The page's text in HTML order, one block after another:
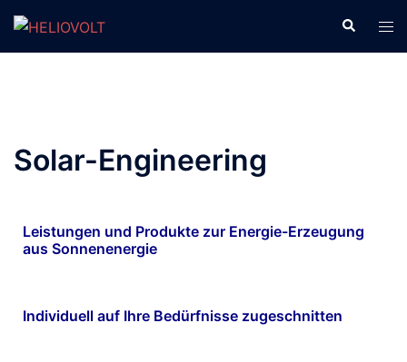
Solar-Engineering
Leistungen und Produkte zur Energie-Erzeugung
aus Sonnenenergie
Individuell auf Ihre Bedürfnisse zugeschnitten